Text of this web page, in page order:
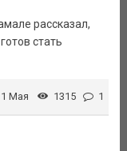
рассказал,
стать
1 Мая 1315 1